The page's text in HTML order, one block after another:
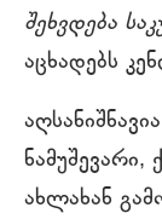
შეხვდება
აცხადებს
ნამუშევარი,
ახლახან